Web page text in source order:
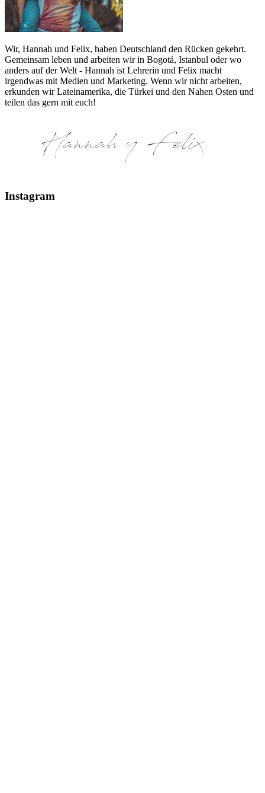
Wir, Hannah und Felix, haben Deutschland den Rücken gekehrt.
Gemeinsam leben und arbeiten wir in Bogotá, Istanbul oder wo
anders auf der Welt - Hannah ist Lehrerin und Felix macht
irgendwas mit Medien und Marketing. Wenn wir nicht arbeiten,
erkunden wir Lateinamerika, die Türkei und den Nahen Osten und
teilen das gern mit euch!
Instagram